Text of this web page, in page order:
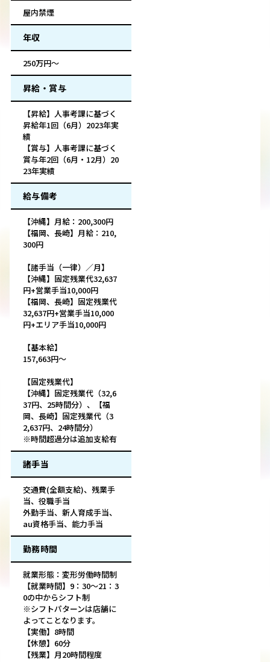
屋内禁煙
年収
250万円～
昇給・賞与
【昇給】人事考課に基づく
昇給年1回（6月）2023年実
績
【賞与】人事考課に基づく
賞与年2回（6月・12月）20
23年実績
給与備考
【沖縄】月給：200,300円
【福岡、長崎】月給：210,
300円
【諸手当（一律）／月】
【沖縄】固定残業代32,637
円+営業手当10,000円
【福岡、長崎】固定残業代
32,637円+営業手当10,000
円+エリア手当10,000円
【基本給】
157,663円～
【固定残業代】
【沖縄】固定残業代（32,6
37円、25時間分）、【福
岡、長崎】固定残業代（3
2,637円、24時間分）
※時間超過分は追加支給有
諸手当
交通費(全額支給)、残業手
当、役職手当
外勤手当、新人育成手当、
au資格手当、能力手当
勤務時間
就業形態：変形労働時間制
【就業時間】9：30～21：3
0の中からシフト制
※シフトパターンは店舗に
よってことなります。
【実働】8時間
【休憩】60分
【残業】月20時間程度